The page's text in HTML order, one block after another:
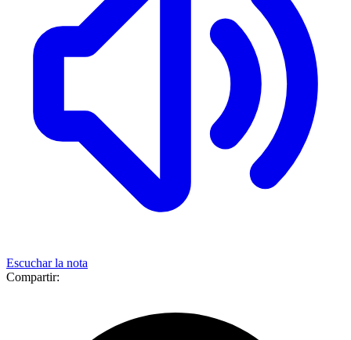
Escuchar la nota
Compartir: